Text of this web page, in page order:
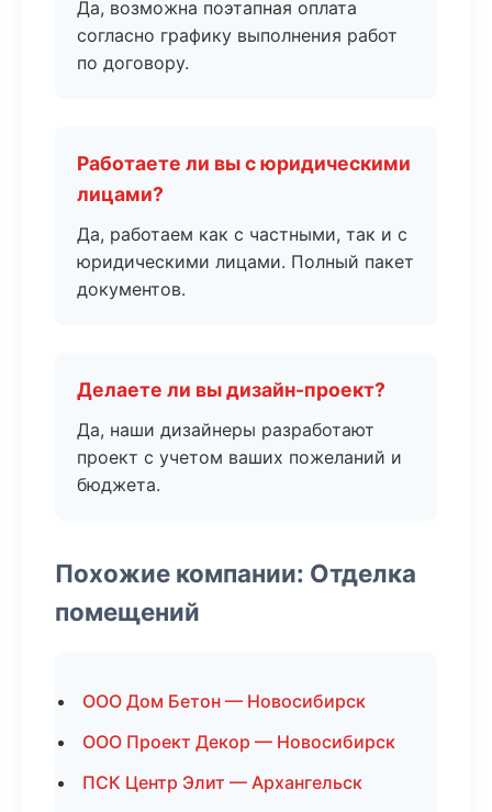
Да, возможна поэтапная оплата
согласно графику выполнения работ
по договору.
Работаете ли вы с юридическими
лицами?
Да, работаем как с частными, так и с
юридическими лицами. Полный пакет
документов.
Делаете ли вы дизайн-проект?
Да, наши дизайнеры разработают
проект с учетом ваших пожеланий и
бюджета.
Похожие компании: Отделка
помещений
ООО Дом Бетон — Новосибирск
ООО Проект Декор — Новосибирск
ПСК Центр Элит — Архангельск